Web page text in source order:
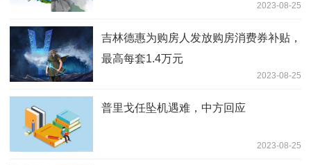
2023-08-25
吉林德惠为购房人发放购房消费券补贴，
最高每套1.4万元
2023-08-25
普里戈任坠机遇难，中方回应
2023-08-25